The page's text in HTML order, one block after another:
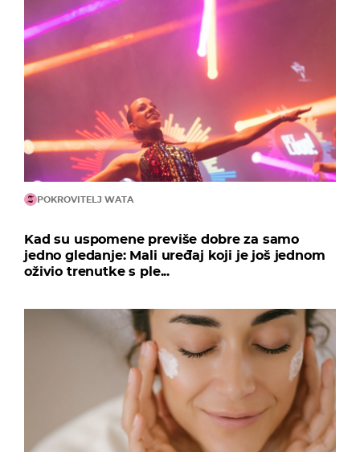
POKROVITELJ WATA
Kad su uspomene previše dobre za samo
jedno gledanje: Mali uređaj koji je još jednom
oživio trenutke s ple...